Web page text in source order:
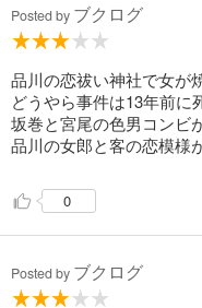
Posted by ブクログ
品川の恋祓い神社で女が
どうやら事件は13年前に
坂巻と宮尾の色男コンビ
品川の女郎と客の恋模様
0
Posted by ブクログ